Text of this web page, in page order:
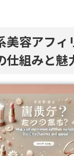
美容アフィ
仕組みと魅